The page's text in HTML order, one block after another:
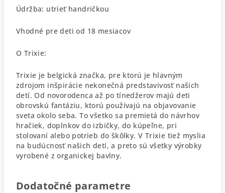
Údržba: utrieť handričkou
Vhodné pre deti od 18 mesiacov
O Trixie:
Trixie je belgická značka, pre ktorú je hlavným
zdrojom inšpirácie nekonečná predstavivosť našich
detí. Od novorodenca až po tínedžerov majú deti
obrovskú fantáziu, ktorú používajú na objavovanie
sveta okolo seba. To všetko sa premietá do návrhov
hračiek, doplnkov do izbičky, do kúpeľne, pri
stolovaní alebo potrieb do škôlky. V Trixie tiež myslia
na budúcnosť našich detí, a preto sú všetky výrobky
vyrobené z organickej bavlny.
Dodatočné parametre